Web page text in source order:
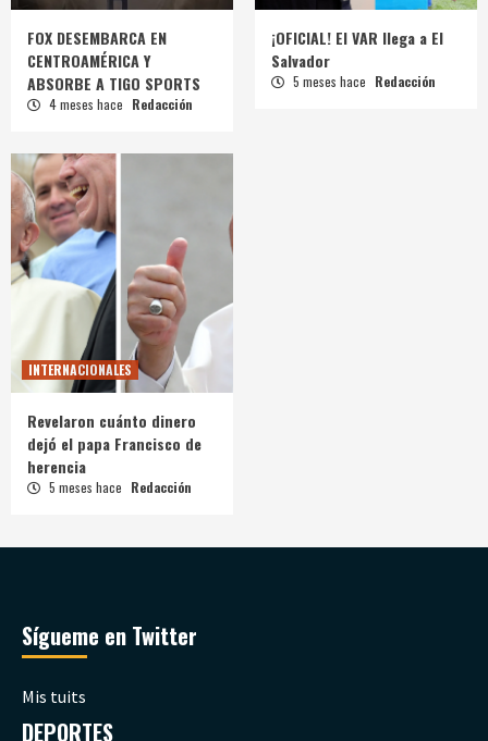
FOX DESEMBARCA EN
CENTROAMÉRICA Y
ABSORBE A TIGO SPORTS
4 meses hace Redacción
¡OFICIAL! El VAR llega a El
Salvador
5 meses hace Redacción
INTERNACIONALES
Revelaron cuánto dinero
dejó el papa Francisco de
herencia
5 meses hace Redacción
Sígueme en Twitter
Mis tuits
DEPORTES